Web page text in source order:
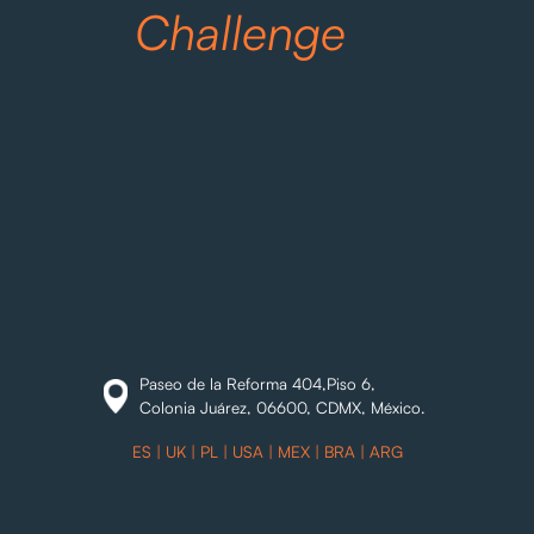
Challenge
Paseo de la Reforma 404,Piso 6,
Colonia Juárez, 06600, CDMX, México.
ES | UK | PL | USA | MEX| BRA | ARG